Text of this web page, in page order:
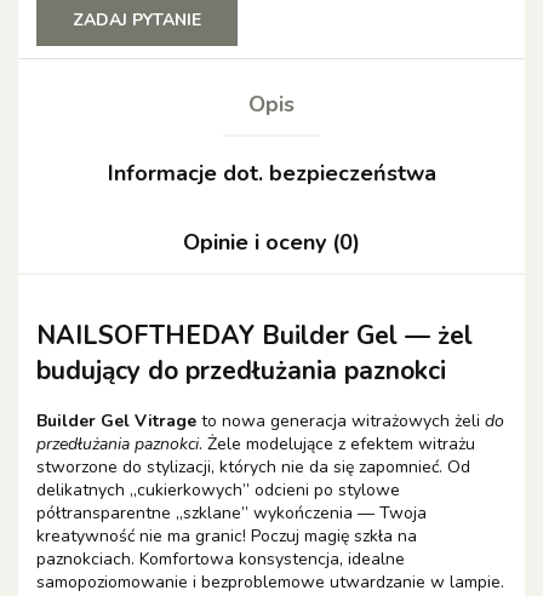
ZADAJ PYTANIE
Opis
Informacje dot. bezpieczeństwa
Opinie i oceny (0)
NAILSOFTHEDAY Builder Gel — żel
budujący do przedłużania paznokci
Builder Gel Vitrage to nowa generacja witrażowych żeli do
przedłużania paznokci. Żele modelujące z efektem witrażu
stworzone do stylizacji, których nie da się zapomnieć. Od
delikatnych „cukierkowych” odcieni po stylowe
półtransparentne „szklane” wykończenia — Twoja
kreatywność nie ma granic! Poczuj magię szkła na
paznokciach. Komfortowa konsystencja, idealne
samopoziomowanie i bezproblemowe utwardzanie w lampie.